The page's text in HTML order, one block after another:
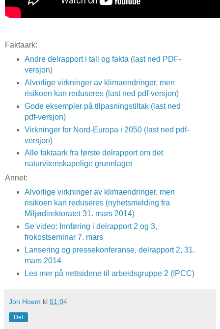
Faktaark:
Andre delrapport i tall og fakta (last ned PDF-
versjon)
Alvorlige virkninger av klimaendringer, men
risikoen kan reduseres (last ned pdf-versjon)
Gode eksempler på tilpasningstiltak (last ned
pdf-versjon)
Virkninger for Nord-Europa i 2050 (last ned pdf-
versjon)
Alle faktaark fra første delrapport om det
naturvitenskapelige grunnlaget
Annet:
Alvorlige virkninger av klimaendringer, men
risikoen kan reduseres (nyhetsmelding fra
Miljødirektoratet 31. mars 2014)
Se video: Innføring i delrapport 2 og 3,
frokostseminar 7. mars
Lansering og pressekonferanse, delrapport 2, 31.
mars 2014
Les mer på nettsidene til arbeidsgruppe 2 (IPCC)
Jon Hoem kl 01:04
Del